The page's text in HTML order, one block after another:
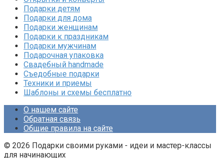
Подарки детям
Подарки для дома
Подарки женщинам
Подарки к праздникам
Подарки мужчинам
Подарочная упаковка
Свадебный handmade
Съедобные подарки
Техники и приемы
Шаблоны и схемы бесплатно
О нашем сайте
Обратная связь
Общие правила на сайте
© 2026 Подарки своими руками - идеи и мастер-классы
для начинающих